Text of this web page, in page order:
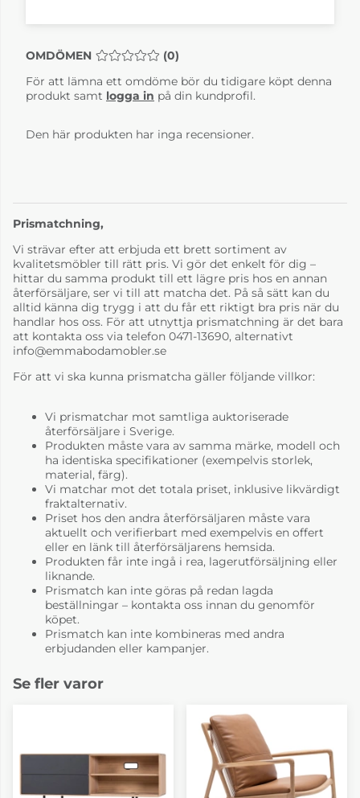
OMDÖMEN MEDELBETYG 0 AV 5 ANTAL BETYG 0
(0)
För att lämna ett omdöme bör du tidigare köpt denna
produkt samt logga in på din kundprofil.
Den här produkten har inga recensioner.
Prismatchning,
Vi strävar efter att erbjuda ett brett sortiment av
kvalitetsmöbler till rätt pris. Vi gör det enkelt för dig –
hittar du samma produkt till ett lägre pris hos en annan
återförsäljare, ser vi till att matcha det. På så sätt kan du
alltid känna dig trygg i att du får ett riktigt bra pris när du
handlar hos oss. För att utnyttja prismatchning är det bara
att kontakta oss via telefon 0471-13690, alternativt
info@emmabodamobler.se
För att vi ska kunna prismatcha gäller följande villkor:
Vi prismatchar mot samtliga auktoriserade
återförsäljare i Sverige.
Produkten måste vara av samma märke, modell och
ha identiska specifikationer (exempelvis storlek,
material, färg).
Vi matchar mot det totala priset, inklusive likvärdigt
fraktalternativ.
Priset hos den andra återförsäljaren måste vara
aktuellt och verifierbart med exempelvis en offert
eller en länk till återförsäljarens hemsida.
Produkten får inte ingå i rea, lagerutförsäljning eller
liknande.
Prismatch kan inte göras på redan lagda
beställningar – kontakta oss innan du genomför
köpet.
Prismatch kan inte kombineras med andra
erbjudanden eller kampanjer.
Se fler varor